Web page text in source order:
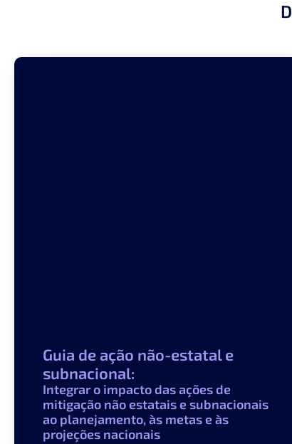
Guia de ação não-estatal e
subnacional:
Integrar o impacto das ações de
mitigação não estatais e subnacionais
ao planejamento, às metas e às
projeções nacionais